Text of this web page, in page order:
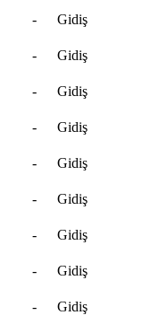
- Gidiş
- Gidiş
- Gidiş
- Gidiş
- Gidiş
- Gidiş
- Gidiş
- Gidiş
-
Gidiş